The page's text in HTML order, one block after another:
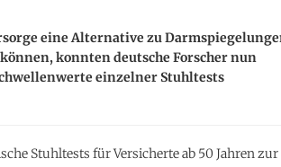
eine Alternative zu
konnten deutsche Forscher nun
einzelner Stuhltests
Stuhltests für Versicherte ab 50 Jahren zur